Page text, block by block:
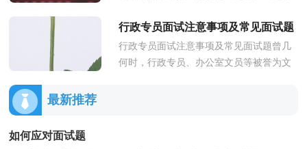
面的知识才能。你知道什么样的...
行政专员面试注意事项及常见面试题
行政专员面试注意事项及常见面试题曾几
何时，行政专员、办公室文员等被誉为文
最新推荐
如何应对面试题